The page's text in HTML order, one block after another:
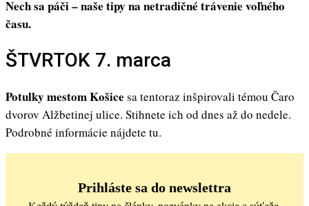
Nech sa páči – naše tipy na netradičné trávenie voľného
času.
ŠTVRTOK 7. marca
Potulky mestom Košice sa tentoraz inšpirovali témou Čaro
dvorov Alžbetinej ulice. Stihnete ich od dnes až do nedele.
Podrobné informácie nájdete tu.
Prihláste sa do newslettra